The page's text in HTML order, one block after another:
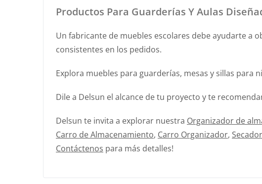
Productos Para Guarderías Y Aulas
Un fabricante de muebles escolares debe ayudarte a
consistentes en los pedidos.
Explora muebles para guarderías, mesas y sillas para
Dile a Delsun el alcance de tu proyecto y te
Delsun te invita a explorar nuestra Organizador de
Carro de Almacenamiento, Carro Organizador, Secador
Contáctenos para más detalles!